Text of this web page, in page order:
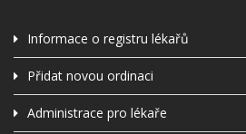
Informace o registru lékařů
Přidat novou ordinaci
Administrace pro lékaře